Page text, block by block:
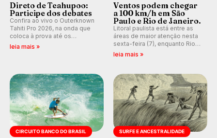
Direto de Teahupoo:
Participe dos debates
Confira ao vivo o Outerknown
Tahiti Pro 2026, na onda que
coloca à prova até os
melhores surfistas do mundo.
leia mais »
Ventos podem chegar
a 100 km/h em São
Paulo e Rio de Janeiro.
Litoral paulista está entre as
áreas de maior atenção nesta
sexta-feira (7), enquanto Rio
de Janeiro também recebe
km/h em Itanhaém.
leia mais »
CIRCUITO BANCO DO BRASIL SURFE E ANCESTRALIDADE